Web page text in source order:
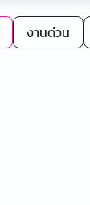
งานด่วน